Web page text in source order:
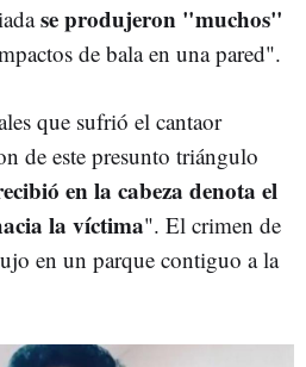
se produjeron "muchos"
de bala en una pared".
que sufrió el cantaor
de este presunto triángulo
en la cabeza denota el
la víctima". El crimen de
en un parque contiguo a la